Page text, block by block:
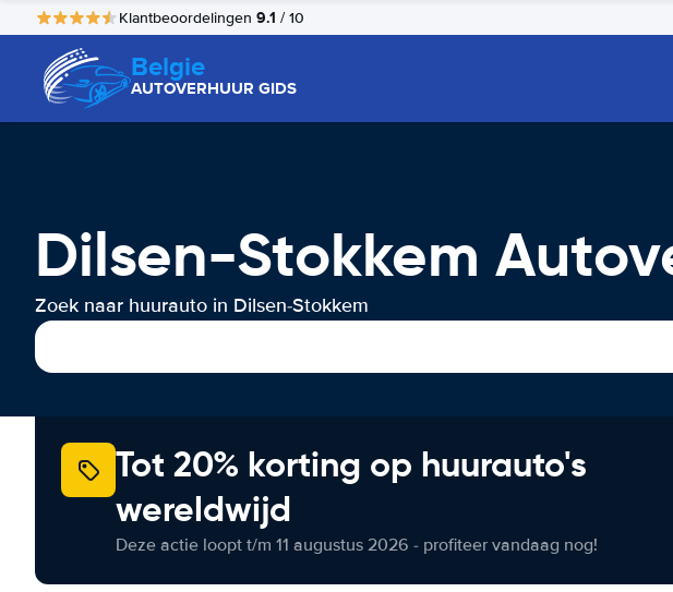
Klantbeoordelingen 9.1 / 10
Belgie
AUTOVERHUUR GIDS
Dilsen-Stokkem
Zoek naar huurauto in Dilsen-Stokkem
Tot 20% korting op huurauto's
wereldwijd
Deze actie loopt t/m 11 augustus 2026 - profiteer vandaag nog!